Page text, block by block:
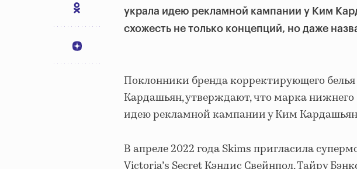
украла идею рекламной кампании у Ким
схожесть не только концепций, но даже
Поклонники бренда корректирующего
Кардашьян, утверждают, что марка нижнего
идею рекламной кампании у Ким
В апреле 2022 года Skims пригласила